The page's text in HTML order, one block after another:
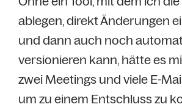
ablegen, direkt Änderungen
und dann auch noch
versionieren kann, hätte es
zwei Meetings und viele E-
um zu einem Entschluss zu